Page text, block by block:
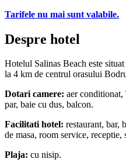
Tarifele nu mai sunt valabile.
Despre hotel
Hotelul Salinas Beach este
la 4 km de centrul orasului
Dotari camere: aer
par, baie cu dus, balcon.
Facilitati hotel: restaurant, bar,
de masa, room service, receptie,
Plaja: cu nisip.